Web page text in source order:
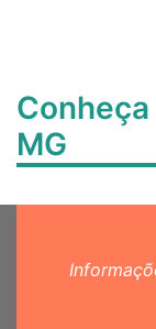
Conheça
MG